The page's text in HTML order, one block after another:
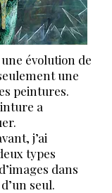
une évolution de
une
peintures.
a
j’ai
types
dans
seul.